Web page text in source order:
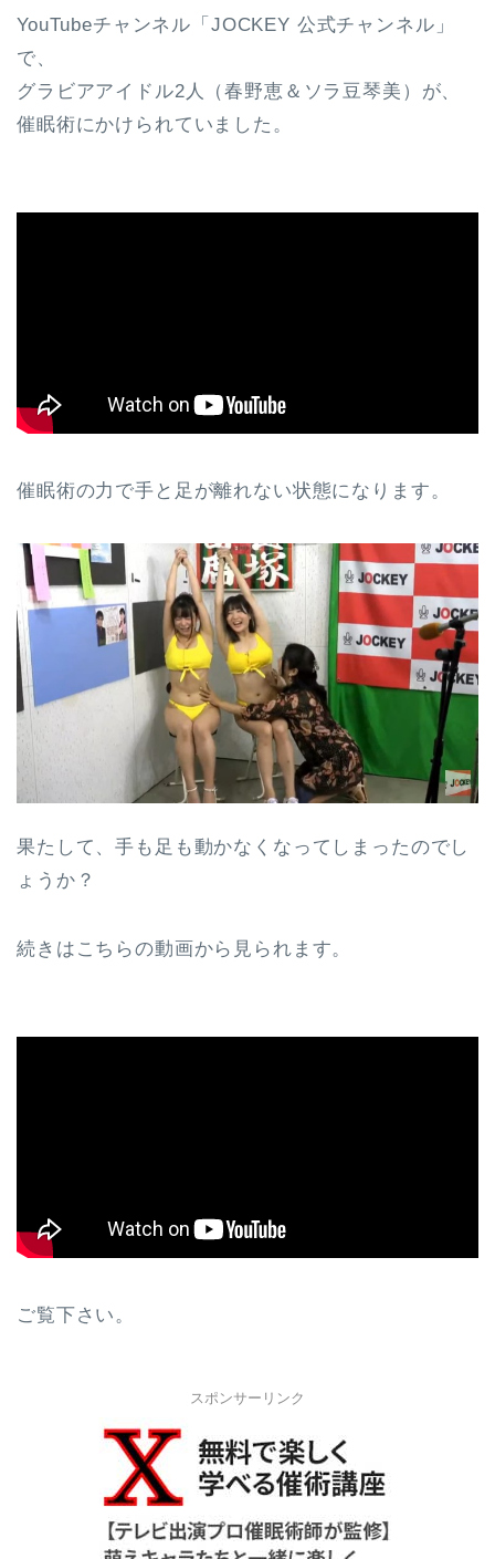
YouTubeチャンネル「JOCKEY 公式チャンネル」
で、
グラビアアイドル2人（春野恵＆ソラ豆琴美）が、
催眠術にかけられていました。
催眠術の力で手と足が離れない状態になります。
果たして、手も足も動かなくなってしまったのでし
ょうか？
続きはこちらの動画から見られます。
ご覧下さい。
スポンサーリンク